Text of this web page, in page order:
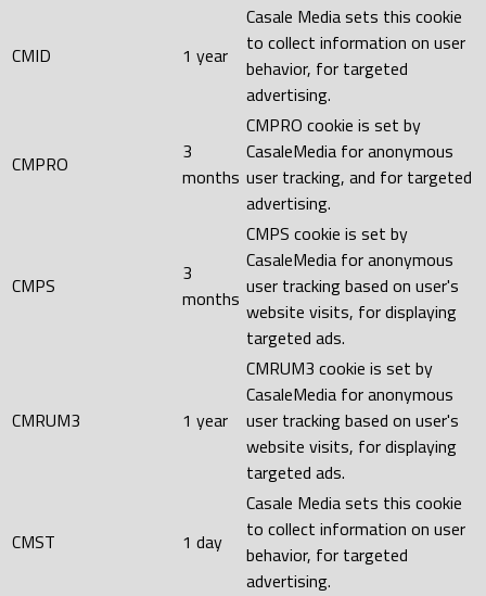
CMID 1 year
Casale Media sets this cookie
to collect information on user
behavior, for targeted
advertising.
CMPRO
3
months
CMPRO cookie is set by
CasaleMedia for anonymous
user tracking, and for targeted
advertising.
CMPS
3
months
CMPS cookie is set by
CasaleMedia for anonymous
user tracking based on user's
website visits, for displaying
targeted ads.
CMRUM3 1 year
CMRUM3 cookie is set by
CasaleMedia for anonymous
user tracking based on user's
website visits, for displaying
targeted ads.
CMST 1 day
Casale Media sets this cookie
to collect information on user
behavior, for targeted
advertising.